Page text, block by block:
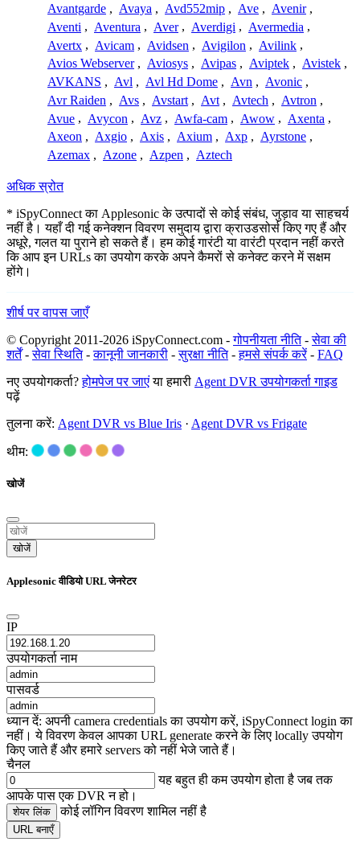
Avantgarde , Avaya , Avd552mip , Ave , Avenir ,
Aventi , Aventura , Aver , Averdigi , Avermedia ,
Avertx , Avicam , Avidsen , Avigilon , Avilink ,
Avios Webserver , Aviosys , Avipas , Aviptek , Avistek ,
AVKANS , Avl , Avl Hd Dome , Avn , Avonic ,
Avr Raiden , Avs , Avstart , Avt , Avtech , Avtron ,
Avue , Avycon , Avz , Awfa-cam , Awow , Axenta ,
Axeon , Axgio , Axis , Axium , Axp , Ayrstone ,
Azemax , Azone , Azpen , Aztech
अधिक स्रोत
* iSpyConnect का Applesonic के उत्पादों से कोई संबंध, जुड़ाव या साहचर्य
नहीं है। यहाँ दी गई कनेक्शन विवरण समुदाय द्वारा क्राउडसोर्स किए गए हैं और
अधूरे, गलत या पुराने हो सकते हैं। हम कोई गारंटी या वारंटी प्रदान नहीं करते
कि आप इन URLs का उपयोग करके अपने कैमरों से कनेक्ट करने में सक्षम
होंगे।
शीर्ष पर वापस जाएँ
© Copyright 2011-2026 iSpyConnect.com -गोपनीयता नीति-सेवा की
शर्तें-सेवा स्थिति-कानूनी जानकारी -सुरक्षा नीति-हमसे संपर्क करें- FAQ
नए उपयोगकर्ता?होमपेज पर जाएंया हमारी Agent DVR उपयोगकर्ता गाइड
पढ़ें
तुलना करें: Agent DVR vs Blue Iris · Agent DVR vs Frigate
थीम:
खोजें
खोजें
Applesonic वीडियो URL जेनरेटर
IP
उपयोगकर्ता नाम
पासवर्ड
ध्यान दें: अपनी camera credentials का उपयोग करें, iSpyConnect login का
नहीं। ये विवरण केवल आपका URL generate करने के लिए locally उपयोग
किए जाते हैं और हमारे servers को नहीं भेजे जाते हैं।
चैनल
यह बहुत ही कम उपयोग होता है जब तक
आपके पास एक DVR न हो।
शेयर लिंक कोई लॉगिन विवरण शामिल नहीं है
URL बनाएँ